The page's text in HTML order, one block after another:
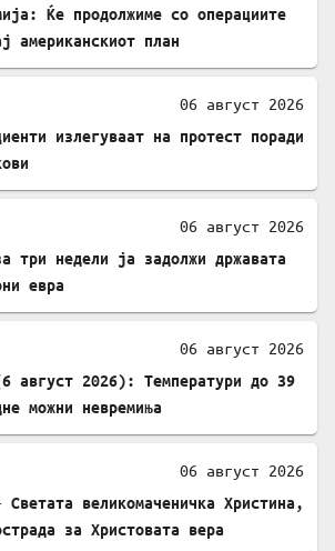
Ќе продолжиме со операциите
американскиот план
06 август 2026
излегуваат на протест поради
06 август 2026
три недели ја задолжи државата
евра
06 август 2026
август 2026): Температури до 39
можни невремиња
06 август 2026
великомаченичка Христина,
за Христовата вера